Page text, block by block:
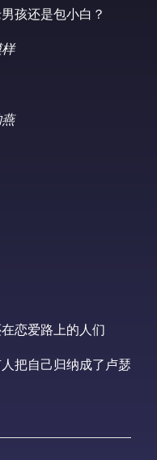
孩还是包小白？
恋爱路上的人们
把自己归纳成了卢瑟